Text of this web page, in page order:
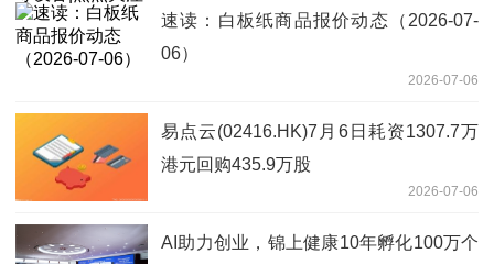
速读：白板纸商品报价动态（2026-07-
06）
2026-07-06
易点云(02416.HK)7月6日耗资1307.7万
港元回购435.9万股
2026-07-06
AI助力创业，锦上健康10年孵化100万个